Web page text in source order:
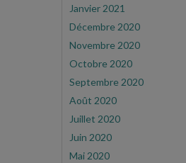
Janvier 2021
Décembre 2020
Novembre 2020
Octobre 2020
Septembre 2020
Août 2020
Juillet 2020
Juin 2020
Mai 2020